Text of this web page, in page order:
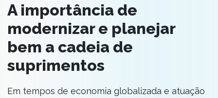
A importância de
modernizar e planejar
bem a cadeia de
suprimentos
Em tempos de economia globalizada e atuação